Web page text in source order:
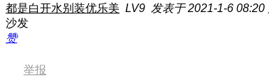
都是白开水别装优乐美 LV9 发表于 2021-1-6 08:20
沙发
赞
举报